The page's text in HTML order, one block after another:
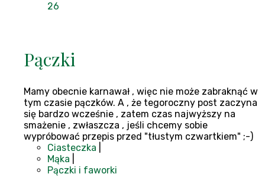
26
Pączki
Mamy obecnie karnawał , więc nie może zabraknąć w
tym czasie pączków. A , że tegoroczny post zaczyna
się bardzo wcześnie , zatem czas najwyższy na
smażenie , zwłaszcza , jeśli chcemy sobie
wypróbować przepis przed "tłustym czwartkiem" ;-)
Ciasteczka
Mąka
Pączki i faworki